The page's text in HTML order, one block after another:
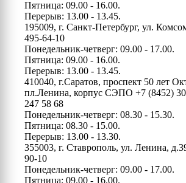
Пятница: 09.00 - 16.00.
Перерыв: 13.00 - 13.45.
195009, г. Санкт-Петербург, ул.
495-64-10
Понедельник-четверг: 09.00 - 17.00.
Пятница: 09.00 - 16.00.
Перерыв: 13.00 - 13.45.
410040, г.Саратов, проспект 50 лет
пл.Ленина, корпус СЭПО +7 (8452)
247 58 68
Понедельник-четверг: 08.30 - 15.30.
Пятница: 08.30 - 15.00.
Перерыв: 13.00 - 13.30.
355003, г. Ставрополь, ул. Ленина,
90-10
Понедельник-четверг: 09.00 - 17.00.
Пятница: 09.00 - 16.00.